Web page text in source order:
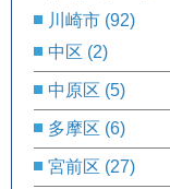
川崎市 (92)
中区 (2)
中原区 (5)
多摩区 (6)
宮前区 (27)